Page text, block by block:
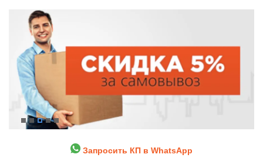
продукции
Запросить КП в WhatsApp